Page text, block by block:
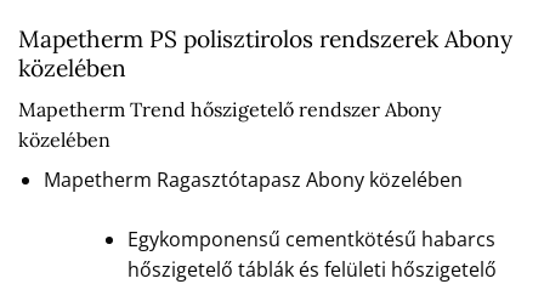
Mapetherm PS polisztirolos rendszerek Abony
közelében
Mapetherm Trend hőszigetelő rendszer Abony
közelében
Mapetherm Ragasztótapasz Abony közelében
Egykomponensű cementkötésű habarcs
hőszigetelő táblák és felületi hőszigetelő